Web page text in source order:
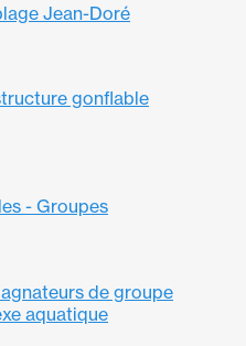
Jean-Doré
gonflable
- Groupes
de groupe
aquatique